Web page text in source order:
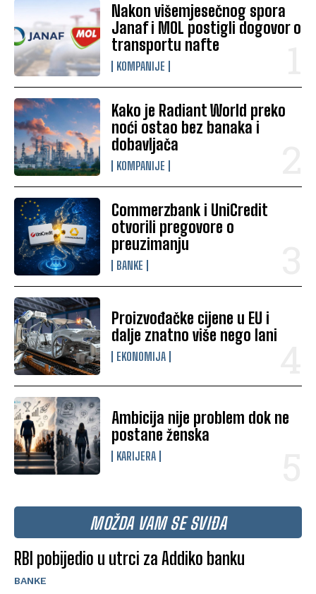
Nakon višemjesečnog spora
Janaf i MOL postigli dogovor o
transportu nafte
KOMPANIJE
Kako je Radiant World preko
noći ostao bez banaka i
dobavljača
KOMPANIJE
Commerzbank i UniCredit
otvorili pregovore o
preuzimanju
BANKE
Proizvođačke cijene u EU i
dalje znatno više nego lani
EKONOMIJA
Ambicija nije problem dok ne
postane ženska
KARIJERA
MOŽDA VAM SE SVIĐA
RBI pobijedio u utrci za Addiko banku
BANKE